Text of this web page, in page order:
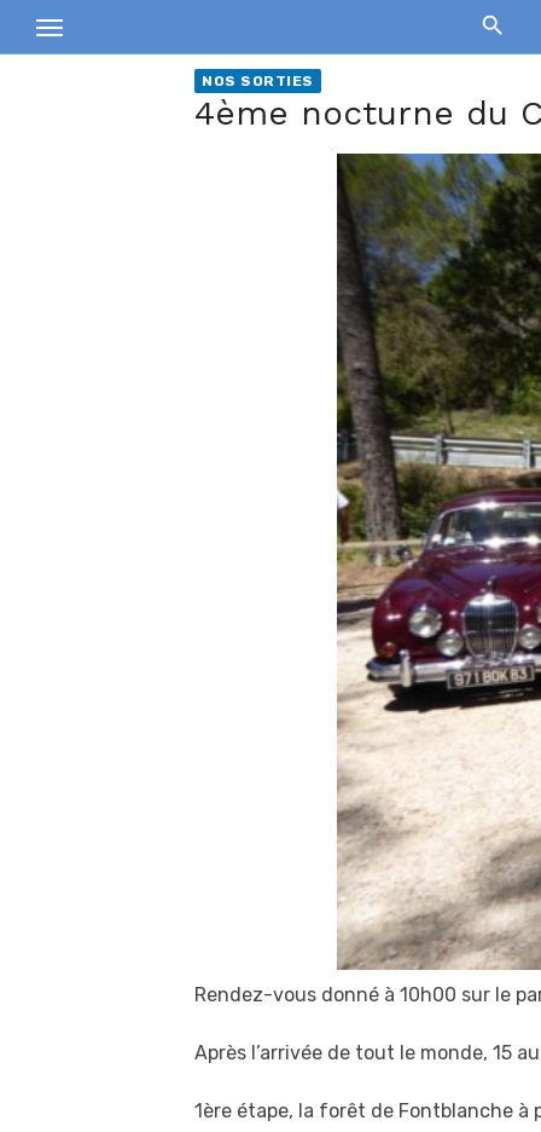
to
NOS SORTIES
4ème nocturne du
Rendez-vous donné à 10h00 sur le
Après l’arrivée de tout le monde, 15
1ère étape, la forêt de Fontblanche à